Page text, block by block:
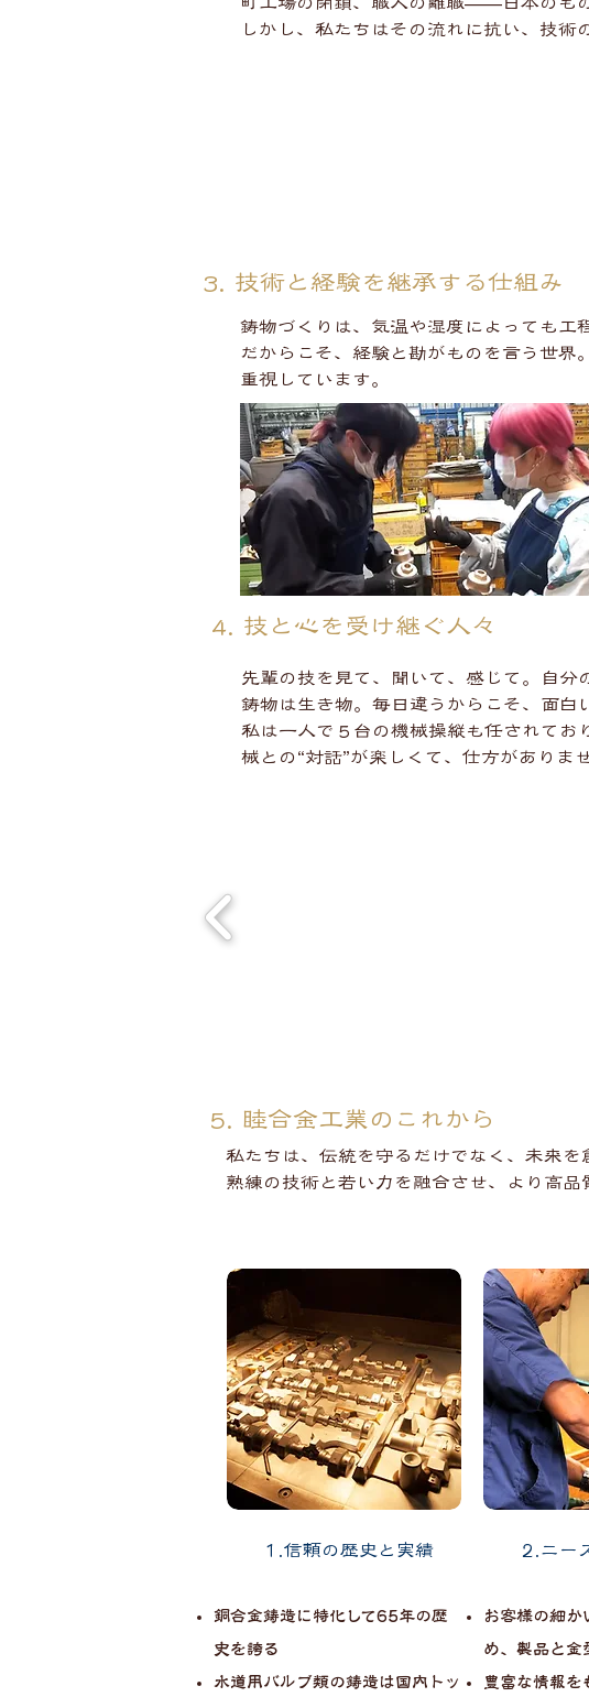
しかし、私たちはその流れに抗い、技術
3. 技術と経験を継承する仕組み
鋳物づくりは、気温や湿度によっても工
だからこそ、経験と勘がものを言う世界
重視しています。
4. 技と心を受け継ぐ人々
先輩の技を見て、聞いて、感じて。自分
鋳物は生き物。毎日違うからこそ、面白
私は一人で５台の機械操縦も任されてお
械との“対話”が楽しくて、仕方がありま
5. 睦合金工業のこれから
1.信頼の歴史と実績
銅合金鋳造に特化して65年の歴
史を誇る
水道用バルブ類の鋳造は国内トッ
2.ニー
お客様の細か
め、製品と
豊富な情報を
私たちは、伝統を守るだけでなく、未来を
熟練の技術と若い力を融合させ、より高品